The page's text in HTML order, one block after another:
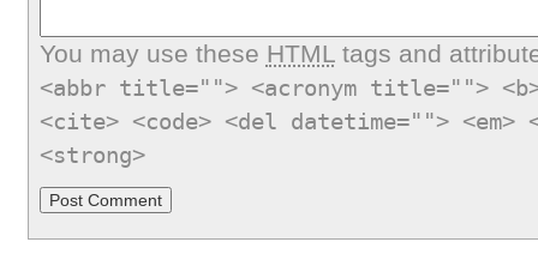
You may use these HTMLtags and
<abbr title=""> <acronym title="">
<cite> <code> <del datetime="">
<strong>